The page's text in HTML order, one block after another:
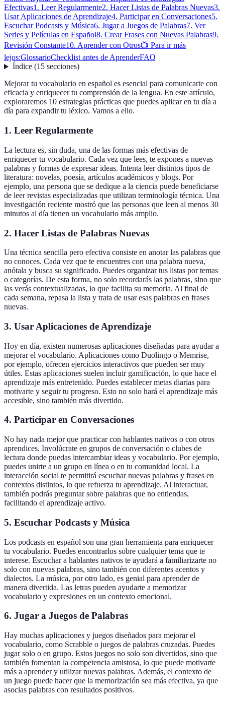
Efectivas1. Leer Regularmente2. Hacer Listas de Palabras Nuevas3.
Usar Aplicaciones de Aprendizaje4. Participar en Conversaciones5.
Escuchar Podcasts y Música6. Jugar a Juegos de Palabras7. Ver
Series y Películas en Español8. Crear Frases con Nuevas Palabras9.
Revisión Constante10. Aprender con Otros📺 Para ir más
lejos:GlossarioChecklist antes de AprenderFAQ
Índice(15 secciones)
Mejorar tu vocabulario en español es esencial para comunicarte con
eficacia y enriquecer tu comprensión de la lengua. En este artículo,
exploraremos 10 estrategias prácticas que puedes aplicar en tu día a
día para expandir tu léxico. Vamos a ello.
1. Leer Regularmente
La lectura es, sin duda, una de las formas más efectivas de
enriquecer tu vocabulario. Cada vez que lees, te expones a nuevas
palabras y formas de expresar ideas. Intenta leer distintos tipos de
literatura: novelas, poesía, artículos académicos y blogs. Por
ejemplo, una persona que se dedique a la ciencia puede beneficiarse
de leer revistas especializadas que utilizan terminología técnica. Una
investigación reciente mostró que las personas que leen al menos 30
minutos al día tienen un vocabulario más amplio.
2. Hacer Listas de Palabras Nuevas
Una técnica sencilla pero efectiva consiste en anotar las palabras que
no conoces. Cada vez que te encuentres con una palabra nueva,
anótala y busca su significado. Puedes organizar tus listas por temas
o categorías. De esta forma, no solo recordarás las palabras, sino que
las verás contextualizadas, lo que facilita su memoria. Al final de
cada semana, repasa la lista y trata de usar esas palabras en frases
nuevas.
3. Usar Aplicaciones de Aprendizaje
Hoy en día, existen numerosas aplicaciones diseñadas para ayudar a
mejorar el vocabulario. Aplicaciones como Duolingo o Memrise,
por ejemplo, ofrecen ejercicios interactivos que pueden ser muy
útiles. Estas aplicaciones suelen incluir gamificación, lo que hace el
aprendizaje más entretenido. Puedes establecer metas diarias para
motivarte y seguir tu progreso. Esto no solo hará el aprendizaje más
accesible, sino también más divertido.
4. Participar en Conversaciones
No hay nada mejor que practicar con hablantes nativos o con otros
aprendices. Involúcrate en grupos de conversación o clubes de
lectura donde puedas intercambiar ideas y vocabulario. Por ejemplo,
puedes unirte a un grupo en línea o en tu comunidad local. La
interacción social te permitirá escuchar nuevas palabras y frases en
contextos distintos, lo que refuerza tu aprendizaje. Al interactuar,
también podrás preguntar sobre palabras que no entiendas,
facilitando el aprendizaje activo.
5. Escuchar Podcasts y Música
Los podcasts en español son una gran herramienta para enriquecer
tu vocabulario. Puedes encontrarlos sobre cualquier tema que te
interese. Escuchar a hablantes nativos te ayudará a familiarizarte no
solo con nuevas palabras, sino también con diferentes acentos y
dialectos. La música, por otro lado, es genial para aprender de
manera divertida. Las letras pueden ayudarte a memorizar
vocabulario y expresiones en un contexto emocional.
6. Jugar a Juegos de Palabras
Hay muchas aplicaciones y juegos diseñados para mejorar el
vocabulario, como Scrabble o juegos de palabras cruzadas. Puedes
jugar solo o en grupo. Estos juegos no solo son divertidos, sino que
también fomentan la competencia amistosa, lo que puede motivarte
más a aprender y utilizar nuevas palabras. Además, el contexto de
un juego puede hacer que la memorización sea más efectiva, ya que
asocias palabras con resultados positivos.